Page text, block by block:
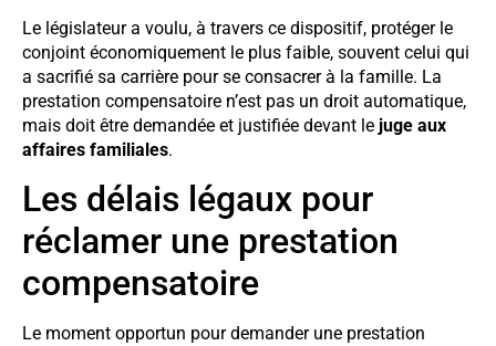
Le législateur a voulu, à travers ce dispositif, protéger le
conjoint économiquement le plus faible, souvent celui qui
a sacrifié sa carrière pour se consacrer à la famille. La
prestation compensatoire n’est pas un droit automatique,
mais doit être demandée et justifiée devant le juge aux
affaires familiales.
Les délais légaux pour
réclamer une prestation
compensatoire
Le moment opportun pour demander une prestation